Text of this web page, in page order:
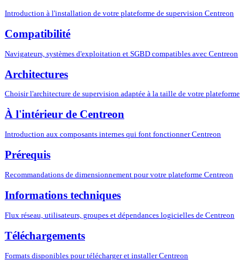
Introduction à l'installation de votre plateforme de supervision Centreon
Compatibilité
Navigateurs, systèmes d'exploitation et SGBD compatibles avec Centreon
Architectures
Choisir l'architecture de supervision adaptée à la taille de votre plateforme
À l'intérieur de Centreon
Introduction aux composants internes qui font fonctionner Centreon
Prérequis
Recommandations de dimensionnement pour votre plateforme Centreon
Informations techniques
Flux réseau, utilisateurs, groupes et dépendances logicielles de Centreon
Téléchargements
Formats disponibles pour télécharger et installer Centreon